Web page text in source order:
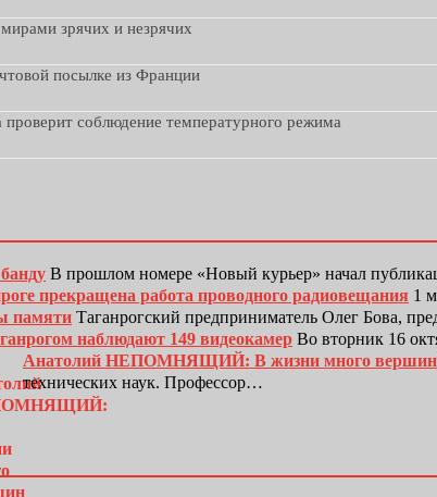
зрячих и незрячих
посылке из Франции
соблюдение температурного режима
В прошлом номере «Новый курьер» начал
прекращена работа проводного радиовещания 1
памяти Таганрогский предприниматель Олег Бова,
наблюдают 149 видеокамер Во вторник 16
Анатолий НЕПОМНЯЩИЙ: В жизни много вершин
технических наук. Профессор…